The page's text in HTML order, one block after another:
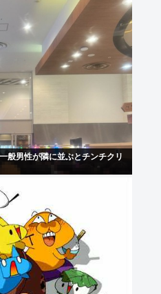
般男性が隣に並ぶとチンチクリ